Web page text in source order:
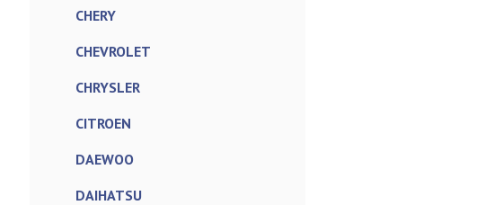
CHERY
CHEVROLET
CHRYSLER
CITROEN
DAEWOO
DAIHATSU